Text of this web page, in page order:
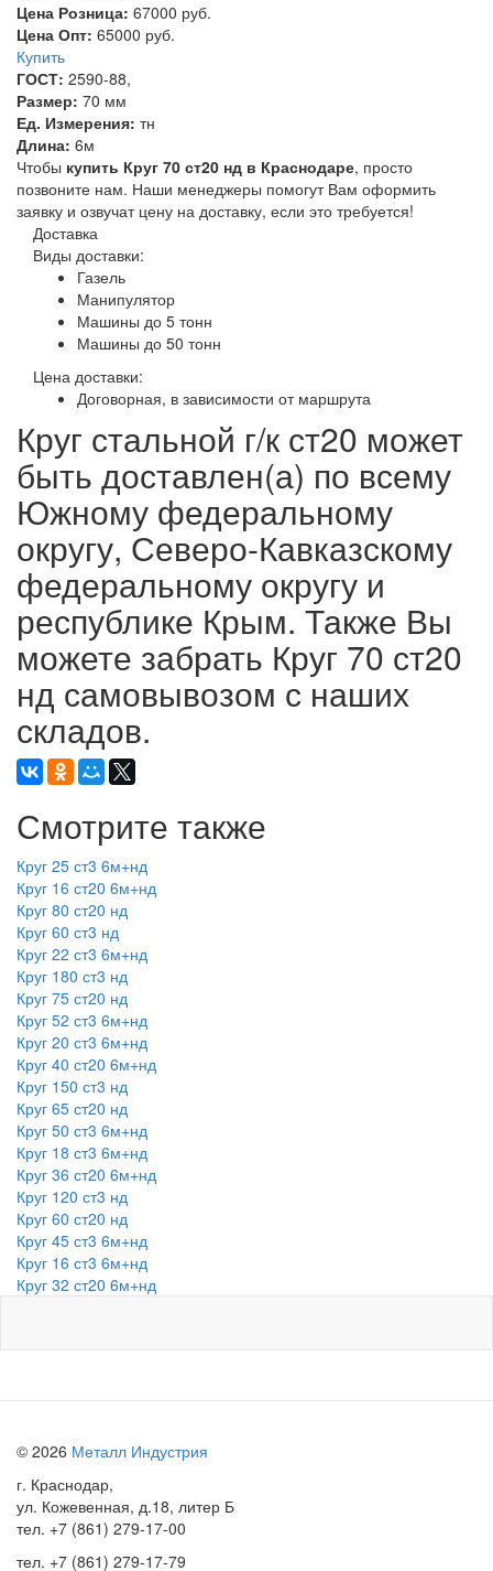
Цена Розница: 67000 руб.
Цена Опт: 65000 руб.
Купить
ГОСТ: 2590-88,
Размер: 70 мм
Ед. Измерения: тн
Длина: 6м
Чтобы купить Круг 70 ст20 нд в Краснодаре, просто
позвоните нам. Наши менеджеры помогут Вам оформить
заявку и озвучат цену на доставку, если это требуется!
Доставка
Виды доставки:
Газель
Манипулятор
Машины до 5 тонн
Машины до 50 тонн
Цена доставки:
Договорная, в зависимости от маршрута
Круг стальной г/к ст20 может
быть доставлен(а) по всему
Южному федеральному
округу, Северо-Кавказскому
федеральному округу и
республике Крым. Также Вы
можете забрать Круг 70 ст20
нд самовывозом с наших
складов.
Смотрите также
Круг 25 ст3 6м+нд
Круг 16 ст20 6м+нд
Круг 80 ст20 нд
Круг 60 ст3 нд
Круг 22 ст3 6м+нд
Круг 180 ст3 нд
Круг 75 ст20 нд
Круг 52 ст3 6м+нд
Круг 20 ст3 6м+нд
Круг 40 ст20 6м+нд
Круг 150 ст3 нд
Круг 65 ст20 нд
Круг 50 ст3 6м+нд
Круг 18 ст3 6м+нд
Круг 36 ст20 6м+нд
Круг 120 ст3 нд
Круг 60 ст20 нд
Круг 45 ст3 6м+нд
Круг 16 ст3 6м+нд
Круг 32 ст20 6м+нд
© 2026 Металл Индустрия
г. Краснодар,
ул. Кожевенная, д.18, литер Б
тел. +7 (861) 279-17-00
тел. +7 (861) 279-17-79